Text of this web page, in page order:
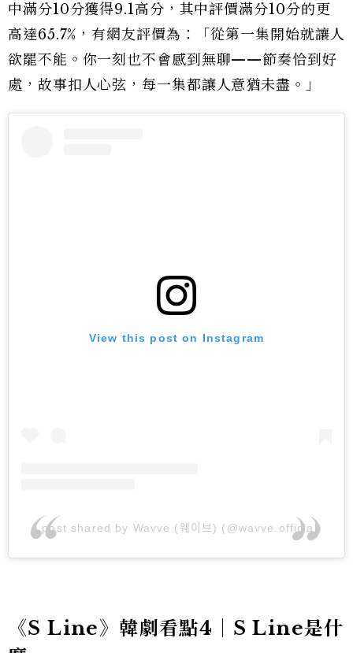
中滿分10分獲得9.1高分，其中評價滿分10分的更
高達65.7%，有網友評價為：「從第一集開始就讓人
欲罷不能。你一刻也不會感到無聊——節奏恰到好
處，故事扣人心弦，每一集都讓人意猶未盡。」
View this post on Instagram
A post shared by Wavve (웨이브) (@wavve.official)
《S Line》韓劇看點4｜S Line是什